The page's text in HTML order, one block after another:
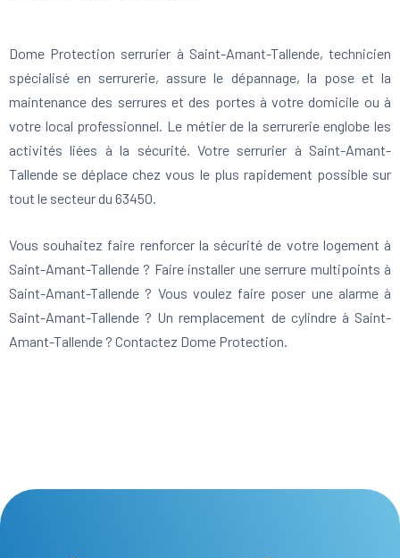
Dome Protection serrurier à Saint-Amant-Tallende, technicien
spécialisé en serrurerie, assure le dépannage, la pose et la
maintenance des serrures et des portes à votre domicile ou à
votre local professionnel. Le métier de la serrurerie englobe les
activités liées à la sécurité. Votre serrurier à Saint-Amant-
Tallende se déplace chez vous le plus rapidement possible sur
tout le secteur du 63450.
Vous souhaitez faire renforcer la sécurité de votre logement à
Saint-Amant-Tallende ? Faire installer une serrure multipoints à
Saint-Amant-Tallende ? Vous voulez faire poser une alarme à
Saint-Amant-Tallende ? Un remplacement de cylindre à Saint-
Amant-Tallende ? Contactez Dome Protection.